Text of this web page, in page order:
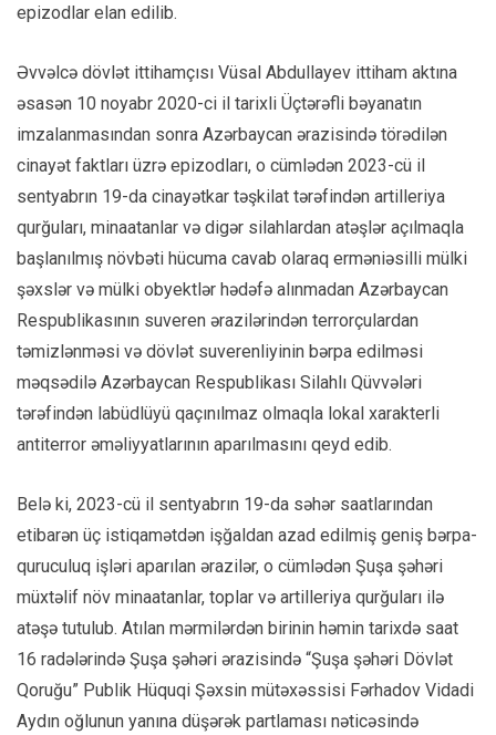
epizodlar elan edilib.
Əvvəlcə dövlət ittihamçısı Vüsal Abdullayev ittiham aktına
əsasən 10 noyabr 2020-ci il tarixli Üçtərəfli bəyanatın
imzalanmasından sonra Azərbaycan ərazisində törədilən
cinayət faktları üzrə epizodları, o cümlədən 2023-cü il
sentyabrın 19-da cinayətkar təşkilat tərəfindən artilleriya
qurğuları, minaatanlar və digər silahlardan atəşlər açılmaqla
başlanılmış növbəti hücuma cavab olaraq erməniəsilli mülki
şəxslər və mülki obyektlər hədəfə alınmadan Azərbaycan
Respublikasının suveren ərazilərindən terrorçulardan
təmizlənməsi və dövlət suverenliyinin bərpa edilməsi
məqsədilə Azərbaycan Respublikası Silahlı Qüvvələri
tərəfindən labüdlüyü qaçınılmaz olmaqla lokal xarakterli
antiterror əməliyyatlarının aparılmasını qeyd edib.
Belə ki, 2023-cü il sentyabrın 19-da səhər saatlarından
etibarən üç istiqamətdən işğaldan azad edilmiş geniş bərpa-
quruculuq işləri aparılan ərazilər, o cümlədən Şuşa şəhəri
müxtəlif növ minaatanlar, toplar və artilleriya qurğuları ilə
atəşə tutulub. Atılan mərmilərdən birinin həmin tarixdə saat
16 radələrində Şuşa şəhəri ərazisində “Şuşa şəhəri Dövlət
Qoruğu” Publik Hüquqi Şəxsin mütəxəssisi Fərhadov Vidadi
Aydın oğlunun yanına düşərək partlaması nəticəsində